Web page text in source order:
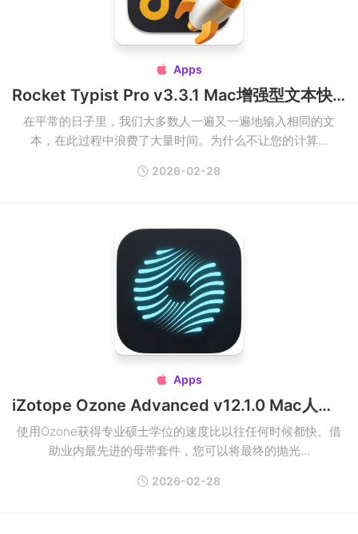
 Apps
Rocket Typist Pro v3.3.1 Mac增强型文本快速输入工具
在平常的日子里，我们大多数人一遍又一遍地输入相同的文
本，在此过程中浪费了大量时间。为什么不让您的计算...
2026-02-28
 Apps
iZotope Ozone Advanced v12.1.0 Mac人工智能驱动的母带处理软件破解版
使用Ozone获得专业硕士学位的速度比以往任何时候都快。借
助业内最先进的母带套件，您可以将最终的抛光...
2026-02-28